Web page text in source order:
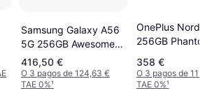
Samsung Galaxy A56
5G 256GB Awesome
Pink
416,50 €
O 3 pagos de 124,63 €
TAE 0%¹
OnePlus Nord
256GB
358 €
O 3 pagos de
TAE 0%¹